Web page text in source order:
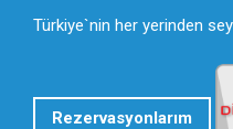
Türkiye`nin her yerinden
Rezervasyonlarım